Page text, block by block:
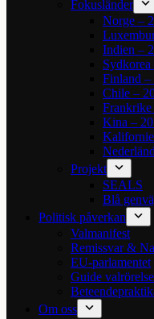
Fokusländer
Norge –
Indien –
Finland –
Chile –
Kina –
Projekt
SEALS
Blå
Politisk påverkan
Valmanifest
Remissvar &
EU-parlamentet
Guide
Om oss